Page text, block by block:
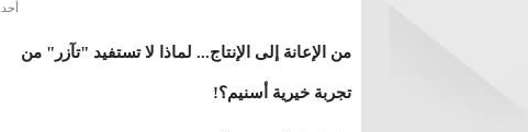
أحد, 05/07/2026 - 18:30
من الإعانة إلى الإنتاج... لماذا لا تستفيد "تآزر" من
تجربة خيرية أسنيم؟!